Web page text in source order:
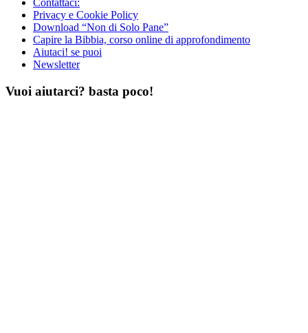
Contattaci:
Privacy e Cookie Policy
Download “Non di Solo Pane”
Capire la Bibbia, corso online di approfondimento
Aiutaci! se puoi
Newsletter
Vuoi aiutarci? basta poco!